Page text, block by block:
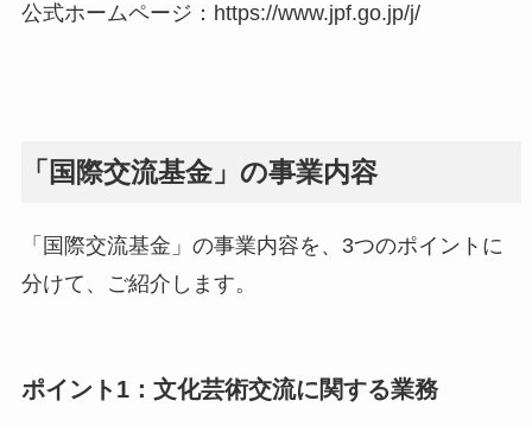
公式ホームページ：https://www.jpf.go.jp/j/
「国際交流基金」の事業内容
「国際交流基金」の事業内容を、3つのポイントに
分けて、ご紹介します。
ポイント1：文化芸術交流に関する業務